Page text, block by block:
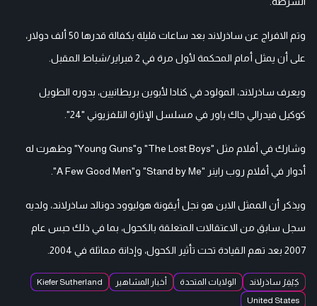
وتم الافراج عن ساذرلاند بعد ساعات قليلة بكفالة قدرها 50 ألف دولار،
على أن يمثل أمام المحكمة لأول مرة في 2 فبراير/شباط المقبل.
ويعرف ساذرلاند، المولود في كنادا لأبوين بريطانيين، بدوره الطويل
كوكيل فيدرالي جاك باور في مسلسل الإثارة التلفزيوني "24".
وشارك في أفلام مثل "The Lost Boys" و"Young Guns" وظهرت له
أدوار في أفلام روب راينر "Stand by Me" و"A Few Good Men".
ويذكر أن الممثل الابن هو نجل أيقونة هوليوود دونالد ساذرلاند، ولديه
سجل سابق من الاعتقالات المتعلقة بالكحول، بما في ذلك حبس عام
2007 بعد تهم القيادة تحت تأثير الكحول، وإدانة مماثلة في 2004.
كِيْفِرْ ساذرلاند الولايات المتحدة أخبار المشاهير
Kiefer Sutherland
United States